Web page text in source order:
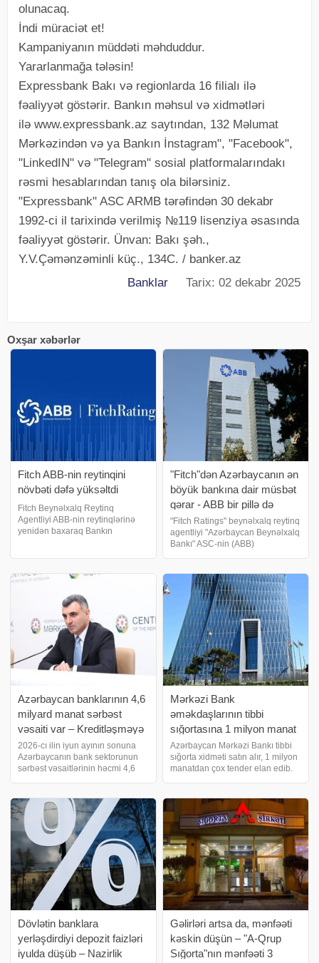
olunacaq.
İndi müraciət et!
Kampaniyanın müddəti məhduddur.
Yararlanmağa tələsin!
Expressbank Bakı və regionlarda 16 filialı ilə
fəaliyyət göstərir. Bankın məhsul və xidmətləri
ilə www.expressbank.az saytından, 132 Məlumat
Mərkəzindən və ya Bankın İnstagram", "Facebook",
"LinkedIN" və "Telegram" sosial platformalarındakı
rəsmi hesablarından tanış ola bilərsiniz.
"Expressbank" ASC ARMB tərəfindən 30 dekabr
1992-ci il tarixində verilmiş №119 lisenziya əsasında
fəaliyyət göstərir. Ünvan: Bakı şəh.,
Y.V.Çəmənzəminli küç., 134C. / banker.az
Banklar Tarix: 02 dekabr 2025
Oxşar xəbərlər
Fitch ABB-nin reytinqini
növbəti dəfə yüksəltdi
Fitch Beynəlxalq Reytinq
Agentliyi ABB-nin reytinqlərinə
yenidən baxaraq Bankın
zamanda, ABB-nin Dayanıqlılıq
"Fitch"dən Azərbaycanın ən
böyük bankına dair müsbət
qərar - ABB bir pillə də
irəlilədi
"Fitch Ratings" beynəlxalq reytinq
agentliyi "Azərbaycan Beynəlxalq
Bankı" ASC-nin (ABB)
səviyyəsindən "BB+" səviyyəsinə
yüksəldib
Azərbaycan banklarının 4,6
milyard manat sərbəst
vəsaiti var – Kreditləşməyə
yönəldilə bilər
2026-cı ilin iyun ayının sonuna
Azərbaycanın bank sektorunun
sərbəst vəsaitlərinin həcmi 4,6
Mərkəzi Bankının sədri Taleh
Kazımov faiz dəhlizinin
parametrlər
Mərkəzi Bank
əməkdaşlarının tibbi
sığortasına 1 milyon manat
xərcləyəcək
Azərbaycan Mərkəzi Bankı tibbi
sığorta xidməti satın alır, 1 milyon
manatdan çox tender elan edib.
(AMB) tibbi sığorta xidmətinin
satın alınması ilə bağlı açıq tende
Dövlətin banklara
yerləşdirdiyi depozit faizləri
iyulda düşüb – Nazirlik
Gəlirləri artsa da, mənfəəti
kəskin düşün – "A-Qrup
Sığorta"nın mənfəəti 3